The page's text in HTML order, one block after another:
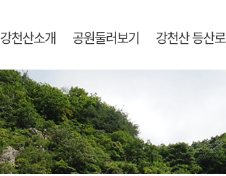
강천산소개 공원둘러보기 강천산 등산로